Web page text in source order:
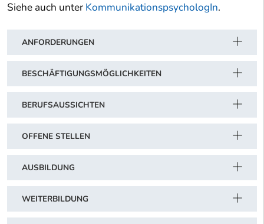
Siehe auch unter KommunikationspsychologIn.
ANFORDERUNGEN
BESCHÄFTIGUNGSMÖGLICHKEITEN
BERUFSAUSSICHTEN
OFFENE STELLEN
AUSBILDUNG
WEITERBILDUNG